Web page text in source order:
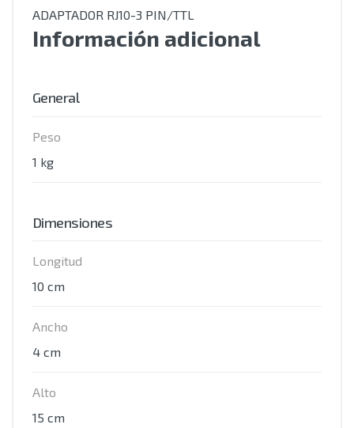
ADAPTADOR RJ10-3 PIN/TTL
Información adicional
General
Peso
1 kg
Dimensiones
Longitud
10 cm
Ancho
4 cm
Alto
15 cm